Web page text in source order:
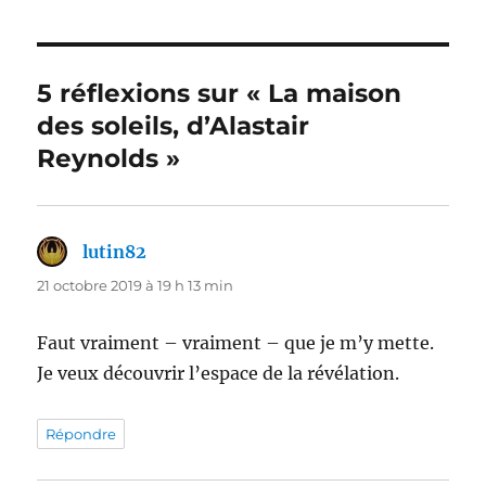
5 réflexions sur « La maison
des soleils, d’Alastair
Reynolds »
lutin82
21 octobre 2019 à 19 h 13 min
Faut vraiment – vraiment – que je m’y mette.
Je veux découvrir l’espace de la révélation.
Répondre